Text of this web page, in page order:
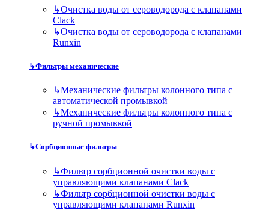
↳Очистка воды от сероводорода с клапанами
Clack
↳Очистка воды от сероводорода с клапанами
Runxin
↳Фильтры механические
↳Механические фильтры колонного типа с
автоматической промывкой
↳Механические фильтры колонного типа с
ручной промывкой
↳Сорбционные фильтры
↳Фильтр сорбционной очистки воды с
управляющими клапанами Clack
↳Фильтр сорбционной очистки воды с
управляющими клапанами Runxin